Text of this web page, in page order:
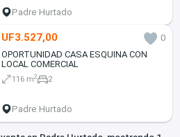
Padre Hurtado
UF3.527,00
0
OPORTUNIDAD CASA ESQUINA CON
LOCAL COMERCIAL
116 m2 2
Padre Hurtado